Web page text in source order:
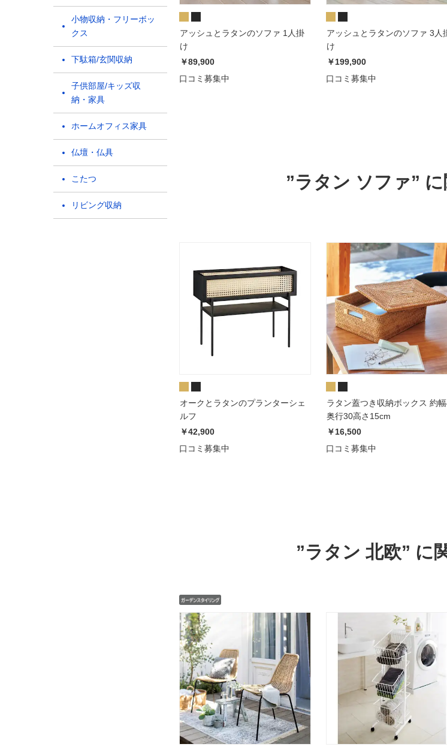
小物収納・フリーボッ
クス
下駄箱/玄関収納
子供部屋/キッズ収
納・家具
ホームオフィス家具
仏壇・仏具
こたつ
リビング収納
アッシュとラタンのソファ 1人掛
け
￥89,900
口コミ募集中
アッシュとラタンのソファ 3人
け
￥199,900
口コミ募集中
”ラタン ソファ”
オークとラタンのプランターシェ
ルフ
￥42,900
口コミ募集中
ラタン蓋つき収納ボックス 約
奥行30高さ15cm
￥16,500
口コミ募集中
”ラタン 北欧” に